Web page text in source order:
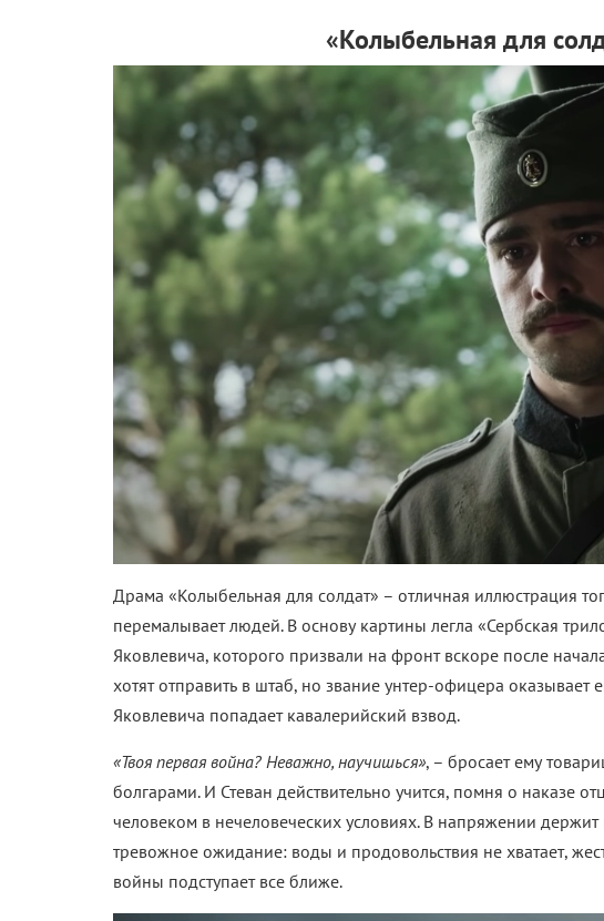
«Колыбельная для
Драма «Колыбельная для солдат» – отличная иллюстрация
перемалывает людей. В основу картины легла «Сербская
Яковлевича, которого призвали на фронт вскоре после
хотят отправить в штаб, но звание унтер-офицера оказывает
Яковлевича попадает кавалерийский взвод.
«Твоя первая война? Неважно, научишься», – бросает ему
болгарами. И Стеван действительно учится, помня о наказе
человеком в нечеловеческих условиях. В напряжении держит
тревожное ожидание: воды и продовольствия не хватает,
войны подступает все ближе.